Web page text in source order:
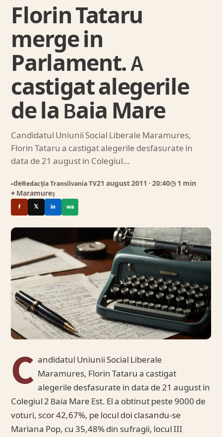
Florin Tataru
merge in
Parlament. A
castigat alegerile
de la Baia Mare
Candidatul Uniunii Social Liberale Maramures,
Florin Tataru a castigat alegerile desfasurate in
data de 21 august in Colegiul…
●deRedacția Transilvania TV21 august 2011 · 20:40◷ 1 min
⌖ Maramureș
f 𝕏 in wa
C andidatul Uniunii Social Liberale
Maramures, Florin Tataru a castigat
alegerile desfasurate in data de 21 august in
Colegiul 2 Baia Mare Est. El a obtinut peste 9000 de
voturi, scor 42,67%, pe locul doi clasandu-se
Mariana Pop, cu 35,48% din sufragii, locul III